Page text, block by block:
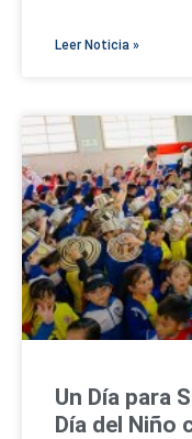
Leer Noticia »
Un Día para
Día del Niño